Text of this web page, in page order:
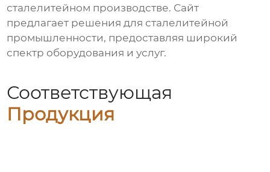
сталелитейном производстве. Сайт
предлагает решения для сталелитейной
промышленности, предоставляя широкий
спектр оборудования и услуг.
Соответствующая
Продукция